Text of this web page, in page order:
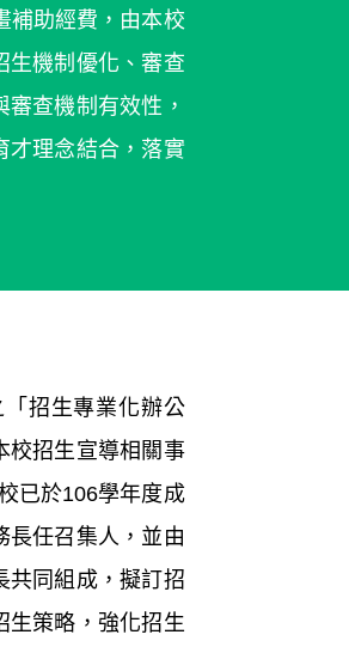
補助經費，由本校
生機制優化、審查
查機制有效性，
才理念結合，落實
招生專業化辦公
校招生宣導相關事
已於106學年度成
長任召集人，並由
共同組成，擬訂招
生策略，強化招生